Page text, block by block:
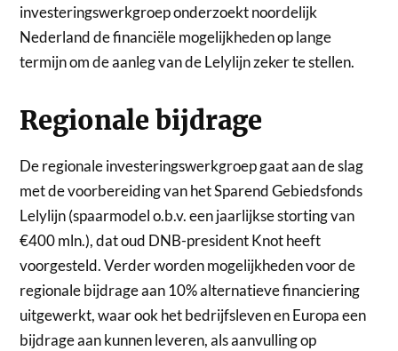
investeringswerkgroep onderzoekt noordelijk
Nederland de financiële mogelijkheden op lange
termijn om de aanleg van de Lelylijn zeker te stellen.
Regionale bijdrage
De regionale investeringswerkgroep gaat aan de slag
met de voorbereiding van het Sparend Gebiedsfonds
Lelylijn (spaarmodel o.b.v. een jaarlijkse storting van
€400 mln.), dat oud DNB-president Knot heeft
voorgesteld. Verder worden mogelijkheden voor de
regionale bijdrage aan 10% alternatieve financiering
uitgewerkt, waar ook het bedrijfsleven en Europa een
bijdrage aan kunnen leveren, als aanvulling op